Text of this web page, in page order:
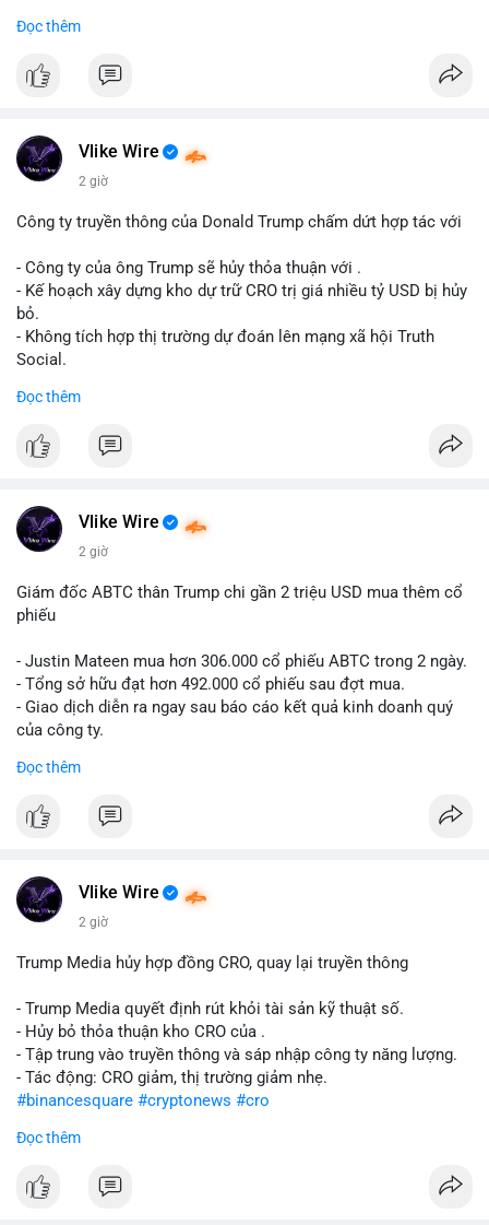
Khối lượng 12.1 BTC tương đương gần 786 nghìn USD được di
Động thái này có thể là bước chuẩn bị thanh khoản để bán ra,
hoặc tái phân bổ tài sản giữa các ví nóng nhằm tối ưu phí giao
thấy cá voi đang thăm dò thanh khoản thị trường trước khi có
Lời khuyên cho nhà đầu tư nhỏ lẻ: Theo dõi xác nhận giao dịch
và dòng tiền tiếp theo từ ví nguồn. Khối lượng này chưa đủ tạo
áp lực bán mạnh, nhưng nếu xuất hiện thêm 2-3 giao dịch
tương tự trong 24 giờ tới, khả năng cao là sóng điều chỉnh
ở vùng giá hiện tại.
#12dot1btc #786kusd
Đọc thêm
Vlike Wire
2 giờ
Công ty truyền thông của Donald Trump chấm dứt hợp tác với
- Công ty của ông Trump sẽ hủy thỏa thuận với .
- Kế hoạch xây dựng kho dự trữ CRO trị giá nhiều tỷ USD bị hủy
bỏ.
- Không tích hợp thị trường dự đoán lên mạng xã hội Truth
Social.
#binancesquare
$cro
📰 Nguồn: Cointelegraph
Đọc thêm
Vlike Wire
2 giờ
Giám đốc ABTC thân Trump chi gần 2 triệu USD mua thêm cổ
phiếu
- Justin Mateen mua hơn 306.000 cổ phiếu ABTC trong 2 ngày.
- Tổng sở hữu đạt hơn 492.000 cổ phiếu sau đợt mua.
- Giao dịch diễn ra ngay sau báo cáo kết quả kinh doanh quý
của công ty.
#abtc #cryptonews
$btc $eth
📰 Nguồn: CoinDesk
Đọc thêm
Vlike Wire
2 giờ
Trump Media hủy hợp đồng CRO, quay lại truyền thông
- Trump Media quyết định rút khỏi tài sản kỹ thuật số.
- Hủy bỏ thỏa thuận kho CRO của .
- Tập trung vào truyền thông và sáp nhập công ty năng lượng.
- Tác động: CRO giảm, thị trường giảm nhẹ.
#binancesquare #cryptonews #cro
$cro
#vlikevn #titanbot
Đọc thêm